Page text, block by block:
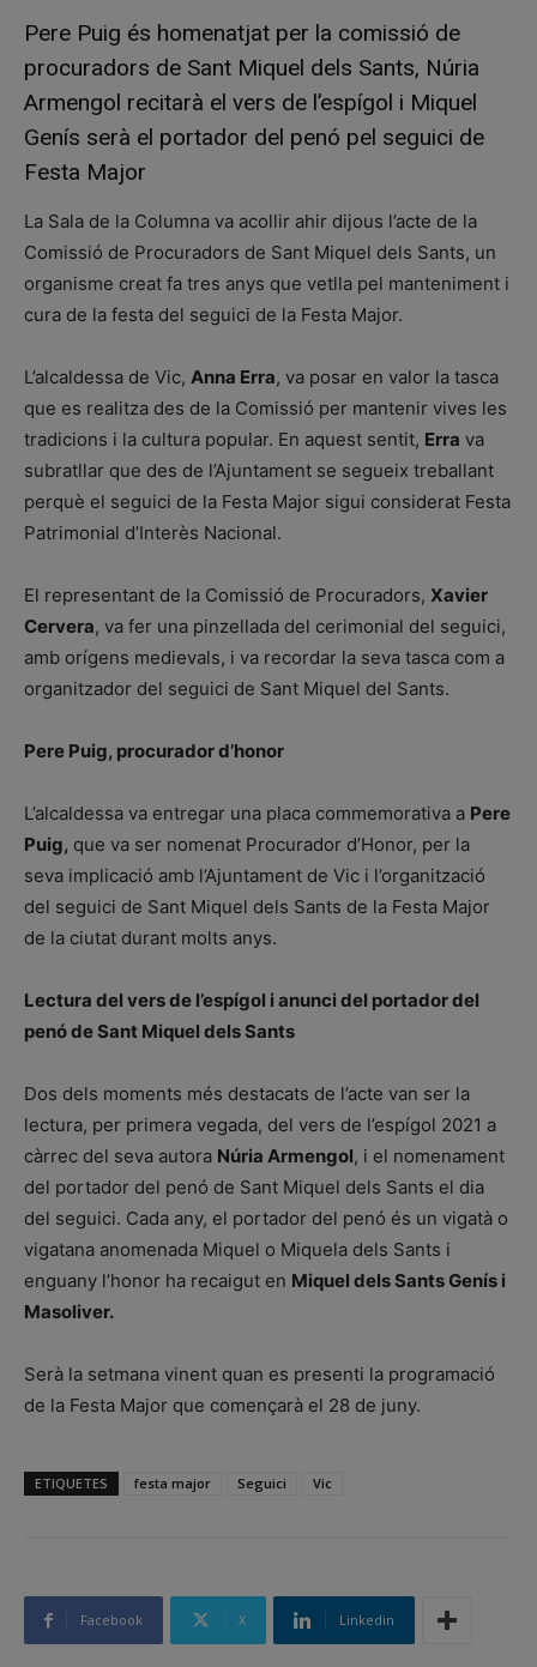
Pere Puig és homenatjat per la comissió de
procuradors de Sant Miquel dels Sants, Núria
Armengol recitarà el vers de l’espígol i Miquel
Genís serà el portador del penó pel seguici de
Festa Major
La Sala de la Columna va acollir ahir dijous l’acte de la
Comissió de Procuradors de Sant Miquel dels Sants, un
organisme creat fa tres anys que vetlla pel manteniment i
cura de la festa del seguici de la Festa Major.
L’alcaldessa de Vic, Anna Erra, va posar en valor la tasca
que es realitza des de la Comissió per mantenir vives les
tradicions i la cultura popular. En aquest sentit, Erra va
subratllar que des de l’Ajuntament se segueix treballant
perquè el seguici de la Festa Major sigui considerat Festa
Patrimonial d’Interès Nacional.
El representant de la Comissió de Procuradors, Xavier
Cervera, va fer una pinzellada del cerimonial del seguici,
amb orígens medievals, i va recordar la seva tasca com a
organitzador del seguici de Sant Miquel del Sants.
Pere Puig, procurador d’honor
L’alcaldessa va entregar una placa commemorativa a Pere
Puig, que va ser nomenat Procurador d’Honor, per la
seva implicació amb l’Ajuntament de Vic i l’organització
del seguici de Sant Miquel dels Sants de la Festa Major
de la ciutat durant molts anys.
Lectura del vers de l’espígol i anunci del portador del
penó de Sant Miquel dels Sants
Dos dels moments més destacats de l’acte van ser la
lectura, per primera vegada, del vers de l’espígol 2021 a
càrrec del seva autora Núria Armengol, i el nomenament
del portador del penó de Sant Miquel dels Sants el dia
del seguici. Cada any, el portador del penó és un vigatà o
vigatana anomenada Miquel o Miquela dels Sants i
enguany l’honor ha recaigut en Miquel dels Sants Genís i
Masoliver.
Serà la setmana vinent quan es presenti la programació
de la Festa Major que començarà el 28 de juny.
ETIQUETES festa major Seguici Vic
Facebook X Linkedin